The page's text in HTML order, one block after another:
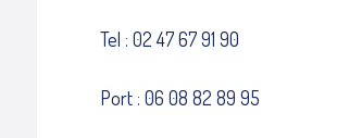
Tel : 02 47 67 91 90
Port : 06 08 82 89 95